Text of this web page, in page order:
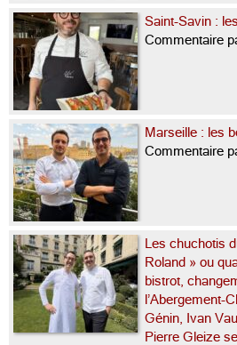
Saint-Savin :
Commentaire
Marseille : les
Commentaire
Les chuchotis
Roland » ou
bistrot,
l’Abergement-
Génin, Ivan
Pierre Gleize